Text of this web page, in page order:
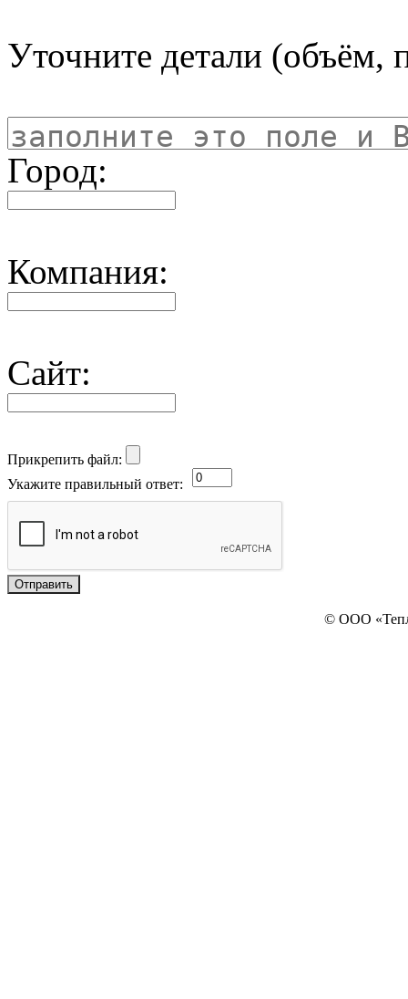
Уточните детали (объём,
Город:
Компания:
Сайт:
Прикрепить файл:
Укажите правильный ответ:
© ООО